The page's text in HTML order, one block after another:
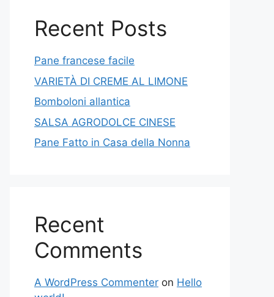
Recent Posts
Pane francese facile
VARIETÀ DI CREME AL LIMONE
Bomboloni allantica
SALSA AGRODOLCE CINESE
Pane Fatto in Casa della Nonna
Recent
Comments
A WordPress Commenter on Hello